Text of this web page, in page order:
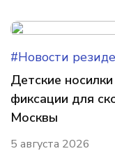
#Новости
Детские
фиксации для
Москвы
5 августа 2026